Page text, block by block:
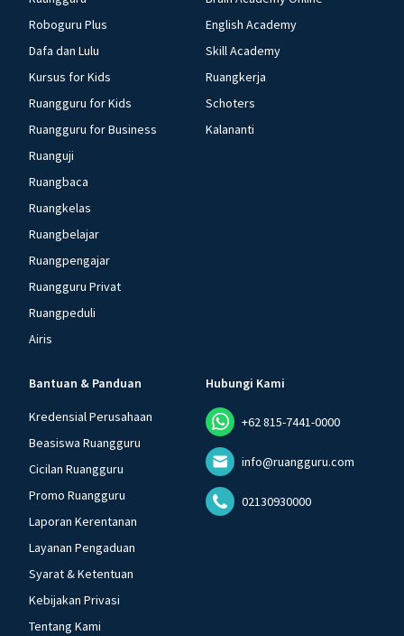
Roboguru Plus
Dafa dan Lulu
Kursus for Kids
Ruangguru for Kids
Ruangguru for Business
Ruanguji
Ruangbaca
Ruangkelas
Ruangbelajar
Ruangpengajar
Ruangguru Privat
Ruangpeduli
Airis
English Academy
Skill Academy
Ruangkerja
Schoters
Kalananti
Bantuan & Panduan
Kredensial Perusahaan
Beasiswa Ruangguru
Cicilan Ruangguru
Promo Ruangguru
Laporan Kerentanan
Layanan Pengaduan
Syarat & Ketentuan
Kebijakan Privasi
Tentang Kami
Hubungi Kami
+62 815-7441-0000
info@ruangguru.com
02130930000